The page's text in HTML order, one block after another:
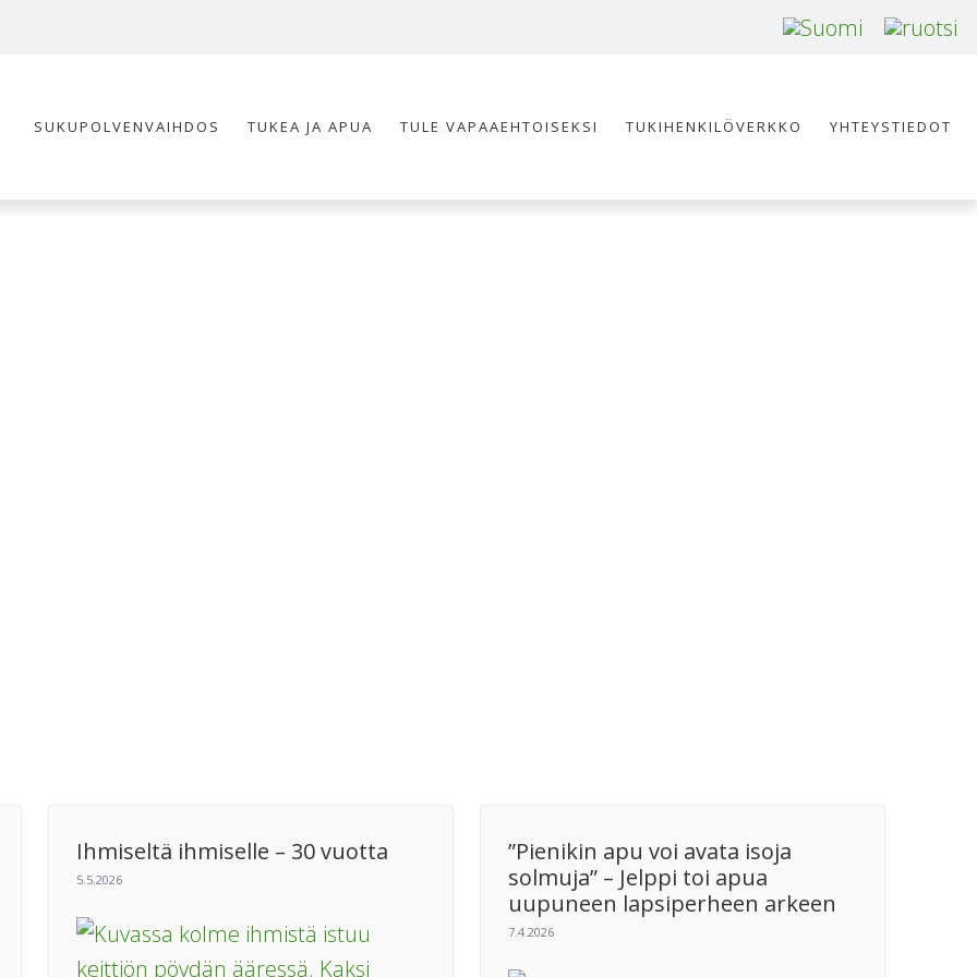
SUKUPOLVENVAIHDOS TUKEA JA APUA TULE VAPAAEHTOISEKSI TUKIHENKILÖVERKKO YHTEYSTIEDOT
Ihmiseltä ihmiselle – 30 vuotta
”Pienikin apu voi avata isoja
solmuja” – Jelppi toi apua
uupuneen lapsiperheen arkeen